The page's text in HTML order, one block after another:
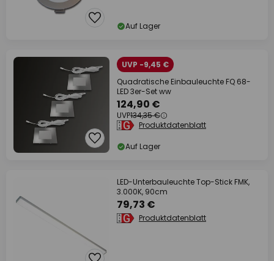
Auf Lager
UVP -9,45 €
Quadratische Einbauleuchte FQ 68-
LED 3er-Set ww
124,90 €
UVP134,35 €
Produktdatenblatt
Auf Lager
LED-Unterbauleuchte Top-Stick FMK,
3.000K, 90cm
79,73 €
Produktdatenblatt